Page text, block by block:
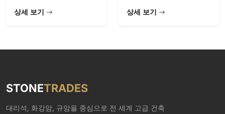
상세 보기 상세 보기
STONETRADES
대리석, 화강암, 규암을 중심으로 전 세계 고급 건축